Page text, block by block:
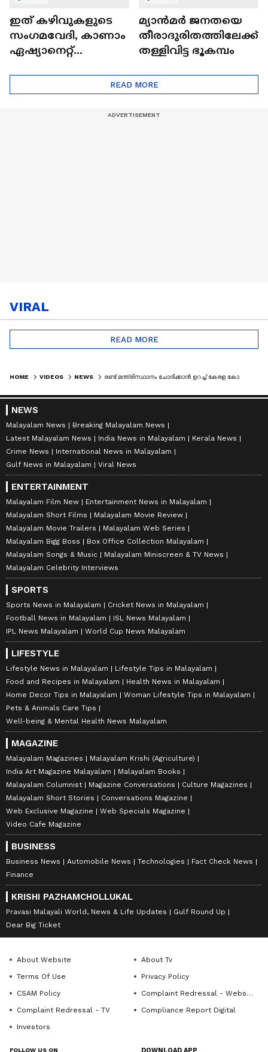
ഇത് കഴിവുകളുടെ
സംഗമവേദി, കാണാം
ഏഷ്യാനെറ്റ്
മ്യാൻമർ ജനതയെ
തീരാദുരിതത്തിലേക്ക്
തള്ളിവിട്ട ഭൂകമ്പം
READ MORE
VIRAL
READ MORE
HOME VIDEOS NEWS
NEWS
Malayalam News
Breaking Malayalam News
Latest Malayalam News
India News in Malayalam
Kerala News
Crime News
International News in Malayalam
Gulf News in Malayalam
Viral News
ENTERTAINMENT
Malayalam Film New
Entertainment News in Malayalam
Malayalam Short Films
Malayalam Movie Review
Malayalam Movie Trailers
Malayalam Web Series
Malayalam Bigg Boss
Box Office Collection Malayalam
Malayalam Songs & Music
Malayalam Miniscreen & TV News
Malayalam Celebrity Interviews
SPORTS
Sports News in Malayalam
Cricket News in Malayalam
Football News in Malayalam
ISL News Malayalam
IPL News Malayalam
World Cup News Malayalam
LIFESTYLE
Lifestyle News in Malayalam
Lifestyle Tips in Malayalam
Food and Recipes in Malayalam
Health News in Malayalam
Home Decor Tips in Malayalam
Woman Lifestyle Tips in Malayalam
Pets & Animals Care Tips
Well-being & Mental Health News Malayalam
MAGAZINE
Malayalam Magazines
Malayalam Krishi (Agriculture)
India Art Magazine Malayalam
Malayalam Books
Malayalam Columnist
Magazine Conversations
Culture Magazines
Malayalam Short Stories
Conversations Magazine
Web Exclusive Magazine
Web Specials Magazine
Video Cafe Magazine
BUSINESS
Business News Automobile News Technologies
Fact Check News
Finance
KRISHI PAZHAMCHOLLUKAL
Pravasi Malayali World, News & Life Updates
Gulf Round Up
Dear Big Ticket
About Website
About Tv
Terms Of Use
Privacy Policy
CSAM Policy
Complaint Redressal - Website
Complaint Redressal - TV
Compliance Report Digital
Investors
FOLLOW US ON DOWNLOAD APP